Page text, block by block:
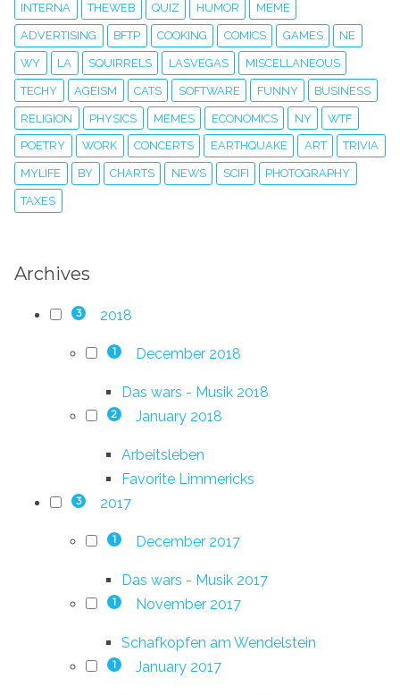
INTERNA THEWEB QUIZ HUMOR MEME
ADVERTISING BFTP COOKING COMICS GAMES NE
WY LA SQUIRRELS LASVEGAS MISCELLANEOUS
TECHY AGEISM CATS SOFTWARE FUNNY BUSINESS
RELIGION PHYSICS MEMES ECONOMICS NY WTF
POETRY WORK CONCERTS EARTHQUAKE ART TRIVIA
MYLIFE BY CHARTS NEWS SCIFI PHOTOGRAPHY
TAXES
Archives
3 2018
1 December 2018
Das wars - Musik 2018
2 January 2018
Arbeitsleben
Favorite Limmericks
3 2017
1 December 2017
Das wars - Musik 2017
1 November 2017
Schafkopfen am Wendelstein
1 January 2017